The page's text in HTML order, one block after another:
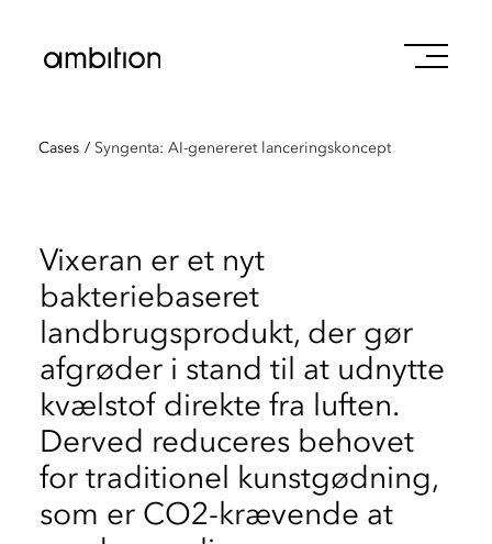
Cases / Syngenta: AI-genereret lanceringskoncept
Vixeran er et nyt
bakteriebaseret
landbrugsprodukt, der gør
afgrøder i stand til at udnytte
kvælstof direkte fra luften.
Derved reduceres behovet
for traditionel kunstgødning,
som er CO2-krævende at